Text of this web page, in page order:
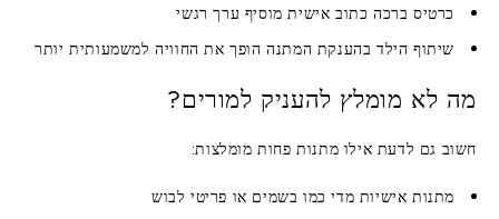
כרטיס ברכה כתוב אישיתמוסיף ערך רגשי
שיתוף הילד בהענקת המתנה הופך את החוויה למשמעותית יותר
מה לא מומלץ להעניק למורים?
חשוב גם לדעת אילו מתנות פחות מומלצות:
מתנות אישיות מדיכמו בשמים או פריטי לבוש